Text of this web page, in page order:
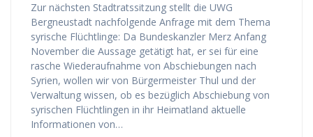
Zur nächsten Stadtratssitzung stellt die UWG
Bergneustadt nachfolgende Anfrage mit dem Thema
syrische Flüchtlinge: Da Bundeskanzler Merz Anfang
November die Aussage getätigt hat, er sei für eine
rasche Wiederaufnahme von Abschiebungen nach
Syrien, wollen wir von Bürgermeister Thul und der
Verwaltung wissen, ob es bezüglich Abschiebung von
syrischen Flüchtlingen in ihr Heimatland aktuelle
Informationen von…